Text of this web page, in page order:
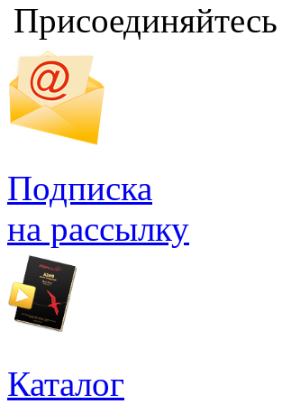
Присоединяйтесь
Подписка
на рассылку
Каталог